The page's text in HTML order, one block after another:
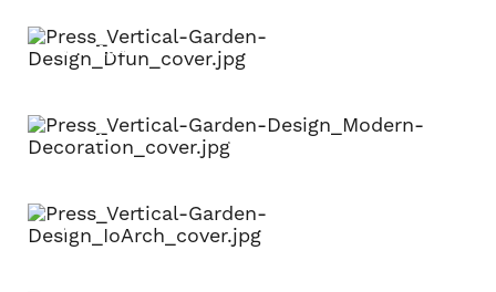
DFUN MAGAZINE
MODERN DECORATION MAGAZINE
IOARCH